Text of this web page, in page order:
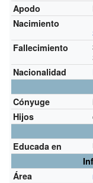
Apodo
Nacimiento
Fallecimiento
Nacionalidad
Cónyuge
Hijos
Educada en
Área